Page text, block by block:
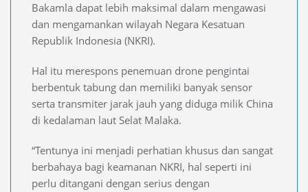
Bakamla dapat lebih maksimal dalam mengawasi
dan mengamankan wilayah Negara Kesatuan
Republik Indonesia (NKRI).
Hal itu merespons penemuan drone pengintai
berbentuk tabung dan memiliki banyak sensor
serta transmiter jarak jauh yang diduga milik China
di kedalaman laut Selat Malaka.
“Tentunya ini menjadi perhatian khusus dan sangat
berbahaya bagi keamanan NKRI, hal seperti ini
perlu ditangani dengan serius dengan